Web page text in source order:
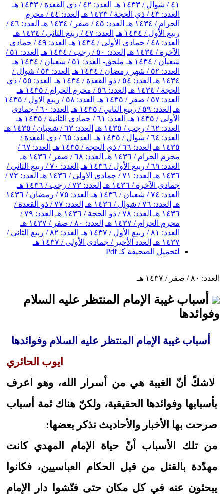
٤١ / شوال / ١٤٣٣ هـ
العدد: ٤٢ / ذي القعدة / ١٤٣٣ هـ
العدد: ٤٣ / ذي الحجة / ١٤٣٣ هـ
العدد: ٤٤ / محرم
الحرام / ١٤٣٤ هـ
العدد: ٤٥ / صفر / ١٤٣٤ هـ
العدد: ٤٦ /
ربيع الأول / ١٤٣٤ هـ
العدد: ٤٧ / ربيع الثاني / ١٤٣٤ هـ
العدد: ٤٨ / جمادى الأولى / ١٤٣٤ هـ
العدد: ٤٩ / جمادى
الآخرة / ١٤٣٤ هـ
العدد: ٥٠ / رجب / ١٤٣٤ هـ
العدد: ٥١ /
شعبان / ١٤٣٤ هـ
ملحق- العدد: ٥١ / شعبان / ١٤٣٤ هـ
العدد: ٥٢ / شهر رمضان / ١٤٣٤ هـ
العدد: ٥٣ / شوال /
١٤٣٤ هـ
العدد: ٥٤ / ذو القعدة / ١٤٣٤ هـ
العدد: ٥٥ / ذي
الحجة / ١٤٣٤ هـ
العدد: ٥٦ / محرم الحرام / ١٤٣٥ هـ
العدد: ٥٧ / صفر / ١٤٣٥ هـ
العدد: ٥٨ / ربيع الاول / ١٤٣٥
هـ العدد: ٥٩ / ربيع الثاني / ١٤٣٥ هـ
العدد: ٦٠ / جمادى
الأولى / ١٤٣٥ هـ
العدد: ٦١ / جمادى الثانية / ١٤٣٥ هـ
العدد: ٦٢ / رجب / ١٤٣٥ هـ
العدد: ٦٣ / شعبان / ١٤٣٥ هـ
العدد: ٦٤ / شوال / ١٤٣٥ هـ
العدد: ٦٥ / ذي القعدة /
١٤٣٥ هـ
العدد: ٦٦ / ذي الحجة / ١٤٣٥ هـ
العدد: ٦٧ /
محرم الحرام / ١٤٣٦ هـ
العدد: ٦٨ / صفر / ١٤٣٦ هـ
العدد: ٦٩ / ربيع الأول / ١٤٣٦ هـ
العدد: ٧٠ / ربيع الثاني /
١٤٣٦ هـ
العدد: ٧١ / جمادى الاولى / ١٤٣٦ هـ
العدد: ٧٢ /
جمادى الآخرة / ١٤٣٦ هـ
العدد: ٧٣ / رجب / ١٤٣٦ هـ
العدد: ٧٤ / شعبان / ١٤٣٦ هـ
العدد: ٧٥ / رمضان / ١٤٣٦
هـ العدد: ٧٦ / شوال / ١٤٣٦ هـ
العدد: ٧٧ / ذو القعدة /
١٤٣٦ هـ
العدد: ٧٨ / ذو الحجة / ١٤٣٦ هـ
العدد: ٧٩ /
محرم الحرام / ١٤٣٧ هـ
العدد: ٨٠ / صفر / ١٤٣٧ هـ
العدد: ٨١ / ربيع الأول / ١٤٣٧ هـ
العدد: ٨٢ / ربيع الثاني /
١٤٣٧ هـ
العدد الأخير / جمادى الأولى / ١٤٣٧ هـ
لتحميل الصحيفة كـ Pdf
العدد: ٨٠ / صفر / ١٤٣٧ هـ
أسباب غيبة الإمام المنتظر عليه السلام
وفوائدها
أسباب غيبة الإمام المنتظر عليه السلام وفوائدها
ايوب الحائري
لاشكّ أنّ الغيبة هي من أسرار الله، وهو اعرف
بأسبابها وفوائدها الحقيقية، ولكنّ هناك ثمة أسباب
صرحت بها الأخبار والأحاديث نذكر بعضها:
من تلك الأسباب أنّ حياة الإمام المهدي كانت
مهدّدة بالقتل من قبل الحكام العباسيين، فكانوا
يبحثون عنه في كل مكان حتى فتّشوا دار الإمام